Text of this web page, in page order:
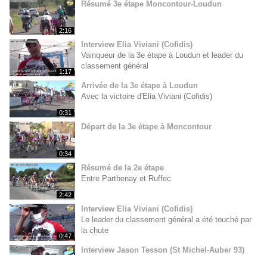
2:16
Résumé 3e étape Moncontour-Loudun
1:17
Interview Elia Viviani (Cofidis)
Vainqueur de la 3e étape à Loudun et leader du
classement général
0:31
Arrivée de la 3e étape à Loudun
Avec la victoire d'Elia Viviani (Cofidis)
0:34
Départ de la 3e étape à Moncontour
2:42
Résumé de la 2e étape
Entre Parthenay et Ruffec
0:47
Interview Elia Viviani (Cofidis)
Le leader du classement général a été touché par
la chute
Interview Jason Tesson (St Michel-Auber 93)